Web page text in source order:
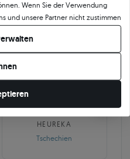
UNSERER KUNDEN
252
HEUREKA
Tschechien
Wenn Sie der Verwendung
und unsere Partner nicht zustimmen
wählen" und bestimmen Sie Ihre
jederzeit widerrufen, indem Sie